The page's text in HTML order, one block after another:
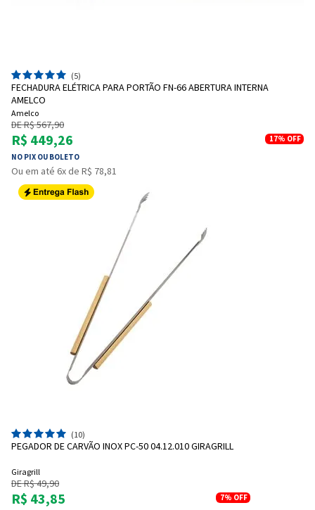
(5)
FECHADURA ELÉTRICA PARA PORTÃO FN-66 ABERTURA INTERNA
AMELCO
Amelco
DE R$ 567,90
R$ 449,26
NO PIX OU BOLETO
17% OFF
Ou em até 6x de R$ 78,81
(10)
PEGADOR DE CARVÃO INOX PC-50 04.12.010 GIRAGRILL
Giragrill
DE R$ 49,90
R$ 43,85 7% OFF